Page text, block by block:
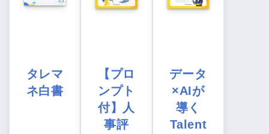
タレマ
ネ白書
【プロ
ンプト
付】人
事評
データ
×AIが
導く
Talent